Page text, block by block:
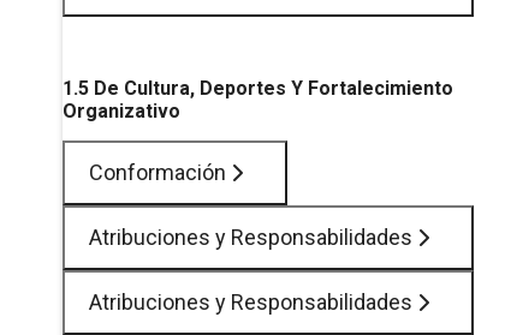
1.5 De Cultura, Deportes Y Fortalecimiento
Organizativo
Conformación
Atribuciones y Responsabilidades
Atribuciones y Responsabilidades